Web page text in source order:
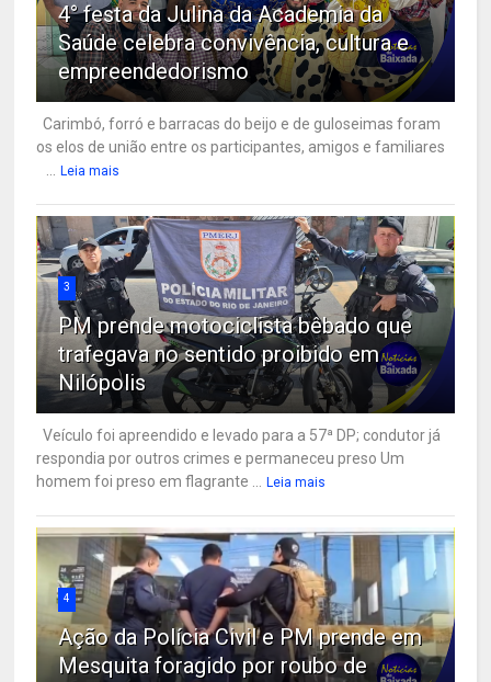
4° festa da Julina da Academia da
Saúde celebra convivência, cultura e
empreendedorismo
Carimbó, forró e barracas do beijo e de guloseimas foram
os elos de união entre os participantes, amigos e familiares
... Leia mais
3
PM prende motociclista bêbado que
trafegava no sentido proibido em
Nilópolis
Veículo foi apreendido e levado para a 57ª DP; condutor já
respondia por outros crimes e permaneceu preso Um
homem foi preso em flagrante ... Leia mais
4
Ação da Polícia Civil e PM prende em
Mesquita foragido por roubo de